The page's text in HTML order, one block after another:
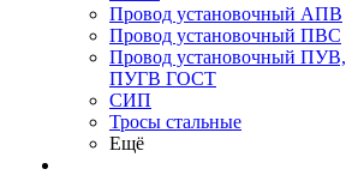
Провод установочный АПВ
Провод установочный ПВС
Провод установочный ПУВ,
ПУГВ ГОСТ
СИП
Тросы стальные
Ещё